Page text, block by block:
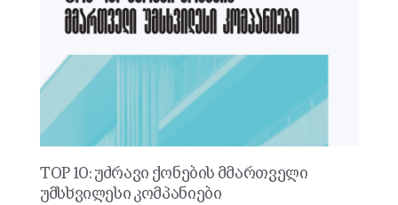
TOP 10: უძრავი ქონების მმართველი
უმსხვილესი კომპანიები